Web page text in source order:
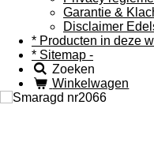
Garantie &
Disclaimer
* Producten in deze
* Sitemap -
Zoeken
Winkelwagen